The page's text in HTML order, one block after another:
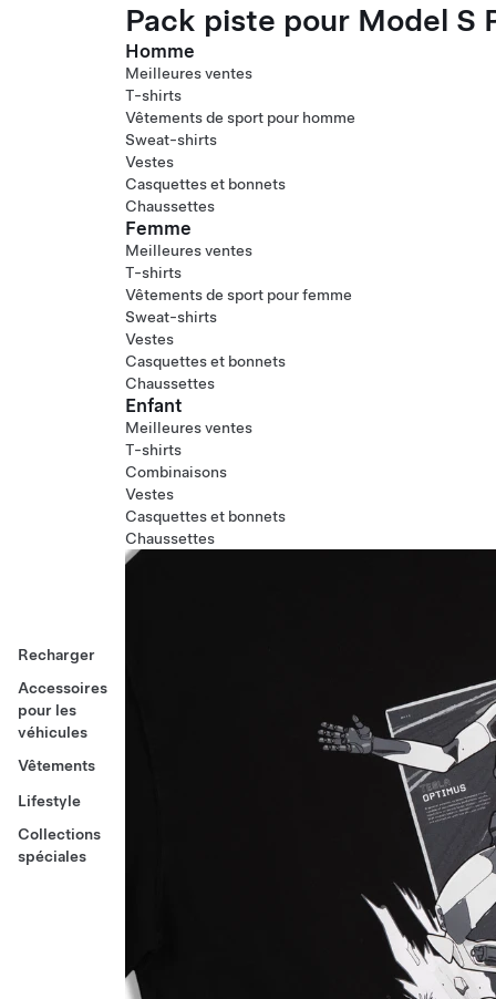
Recharger
Accessoires
pour les
véhicules
Vêtements
Lifestyle
Collections
spéciales
Pack piste pour Model S
Homme
Meilleures ventes
T-shirts
Vêtements de sport pour homme
Sweat-shirts
Vestes
Casquettes et bonnets
Chaussettes
Femme
Meilleures ventes
T-shirts
Vêtements de sport pour femme
Sweat-shirts
Vestes
Casquettes et bonnets
Chaussettes
Enfant
Meilleures ventes
T-shirts
Combinaisons
Vestes
Casquettes et bonnets
Chaussettes